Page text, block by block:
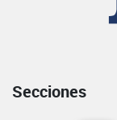
Secciones